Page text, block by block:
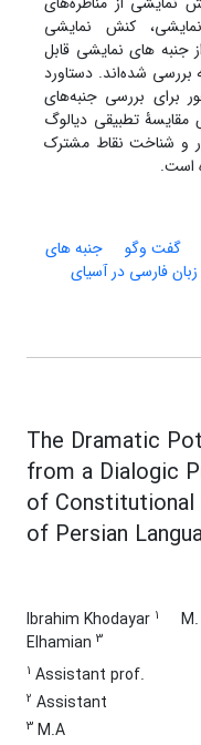
کنش نمایشی
های نمایشی قابل
شده‌اند. دستاورد
برای بررسی جنبه‌های
مقایسۀ تطبیقی دیالوگ
و شناخت نقاط مشترک
است.
گفت وگو
جنبه های
زبان فارسی در آسیای
The Dramatic
from a Dialogic
of Constitutional
of Persian
Ibrahim Khodayar 1
Elhamian 3
1 Assistant prof.
2 Assistant
3 M.A